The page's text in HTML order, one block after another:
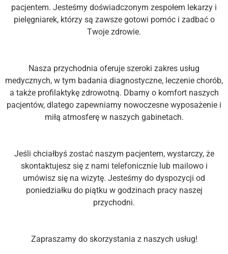
pacjentem. Jesteśmy doświadczonym zespołem lekarzy i
pielęgniarek, którzy są zawsze gotowi pomóc i zadbać o
Twoje zdrowie.
Nasza przychodnia oferuje szeroki zakres usług
medycznych, w tym badania diagnostyczne, leczenie chorób,
a także profilaktykę zdrowotną. Dbamy o komfort naszych
pacjentów, dlatego zapewniamy nowoczesne wyposażenie i
miłą atmosferę w naszych gabinetach.
Jeśli chciałbyś zostać naszym pacjentem, wystarczy, że
skontaktujesz się z nami telefonicznie lub mailowo i
umówisz się na wizytę. Jesteśmy do dyspozycji od
poniedziałku do piątku w godzinach pracy naszej
przychodni.
Zapraszamy do skorzystania z naszych usług!